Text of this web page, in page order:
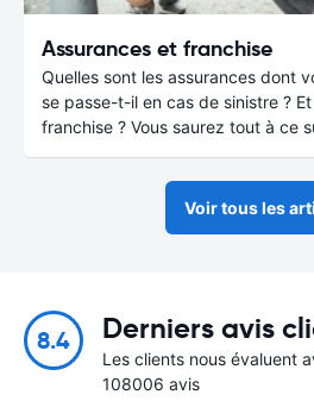
Assurances et franchise
Quelles sont les assurances dont
se passe-t-il en cas de sinistre ? Et
franchise ? Vous saurez tout à ce
Voir tous les
8.4 Derniers avis
Les clients nous évaluent
108006 avis